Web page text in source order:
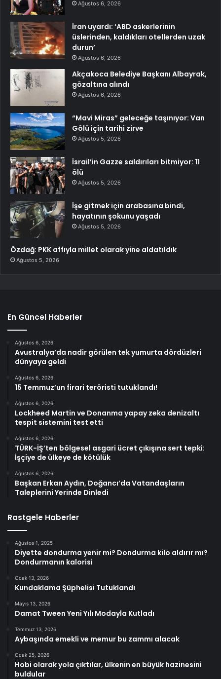
Ağustos 6, 2026
İran uyardı: ‘ABD askerlerinin
üslerinden, kaldıkları otellerden uzak
durun’
Ağustos 6, 2026
Akçakoca Belediye Başkanı Albayrak,
gözaltına alındı
Ağustos 6, 2026
“Mavi Miras” geleceğe taşınıyor: Van
Gölü için tarihi zirve
Ağustos 5, 2026
İsrail’in Gazze saldırıları bitmiyor: 11
ölü
Ağustos 5, 2026
İşe gitmek için arabasına bindi,
hayatının şokunu yaşadı
Ağustos 5, 2026
Özdağ: PKK affıyla millet olarak yine aldatıldık
Ağustos 5, 2026
En Güncel Haberler
Ağustos 6, 2026
Avustralya’da nadir görülen tek yumurta dördüzleri
dünyaya geldi
Ağustos 6, 2026
15 Temmuz’un firari teröristi tutuklandı!
Ağustos 6, 2026
Lockheed Martin ve Donanma yapay zeka denizaltı
tespit sistemini test etti
Ağustos 6, 2026
TÜRK-İŞ’ten bölgesel asgari ücret çıkışına sert tepki:
İşçiye de ülkeye de kötülük
Ağustos 6, 2026
Başkan Erkan Aydın, Doğancı’da Vatandaşların
Taleplerini Yerinde Dinledi
Rastgele Haberler
Ağustos 1, 2025
Diyette dondurma yenir mi? Dondurma kilo aldırır mı?
Dondurmanın kalorisi
Ocak 13, 2026
Kundaklama Şüphelisi Tutuklandı
Mayıs 13, 2026
Damat Tween Yeni Yılı Modayla Kutladı
Temmuz 13, 2026
Aybaşında emekli ve memur bu zammı alacak
Ocak 25, 2026
Hobi olarak yola çıktılar, ülkenin en büyük hazinesini
buldular